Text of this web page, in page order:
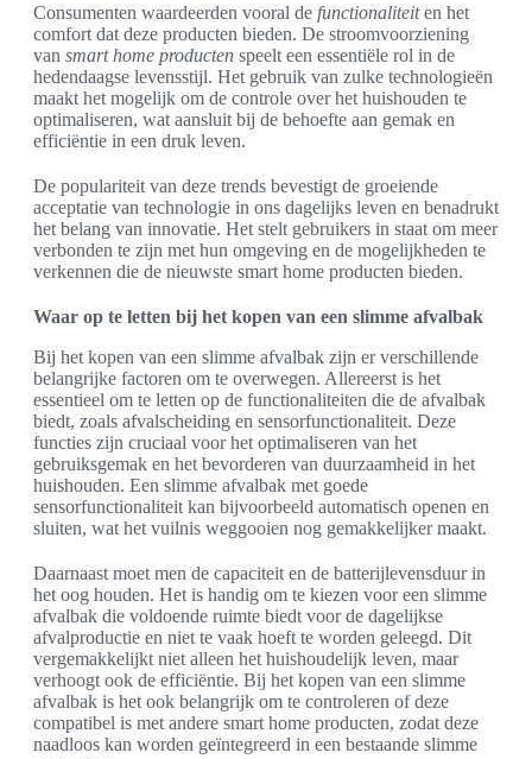
Consumenten waardeerden vooral de functionaliteiten het
comfort dat deze producten bieden. De stroomvoorziening
van smart home producten speelt een essentiële rol in de
hedendaagse levensstijl. Het gebruik van zulke technologieën
maakt het mogelijk om de controle over het huishouden te
optimaliseren, wat aansluit bij de behoefte aan gemak en
efficiëntie in een druk leven.
De populariteit van deze trends bevestigt de groeiende
acceptatie van technologie in ons dagelijks leven en benadrukt
het belang van innovatie. Het stelt gebruikers in staat om meer
verbonden te zijn met hun omgeving en de mogelijkheden te
verkennen die de nieuwste smart home producten bieden.
Waar op te letten bij het kopen van een slimme afvalbak
Bij het kopen van een slimme afvalbak zijn er verschillende
belangrijke factoren om te overwegen. Allereerst is het
essentieel om te letten op de functionaliteiten die de afvalbak
biedt, zoals afvalscheiding en sensorfunctionaliteit. Deze
functies zijn cruciaal voor het optimaliseren van het
gebruiksgemak en het bevorderen van duurzaamheid in het
huishouden. Een slimme afvalbak met goede
sensorfunctionaliteit kan bijvoorbeeld automatisch openen en
sluiten, wat het vuilnis weggooien nog gemakkelijker maakt.
Daarnaast moet men de capaciteit en de batterijlevensduur in
het oog houden. Het is handig om te kiezen voor een slimme
afvalbak die voldoende ruimte biedt voor de dagelijkse
afvalproductie en niet te vaak hoeft te worden geleegd. Dit
vergemakkelijkt niet alleen het huishoudelijk leven, maar
verhoogt ook de efficiëntie. Bij het kopen van een slimme
afvalbak is het ook belangrijk om te controleren of deze
compatibel is met andere smart home producten, zodat deze
naadloos kan worden geïntegreerd in een bestaande slimme